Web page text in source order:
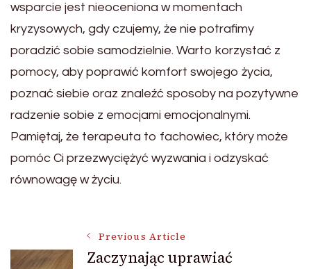
wsparcie jest nieoceniona w momentach
kryzysowych, gdy czujemy, że nie potrafimy
poradzić sobie samodzielnie. Warto korzystać z
pomocy, aby poprawić komfort swojego życia,
poznać siebie oraz znaleźć sposoby na pozytywne
radzenie sobie z emocjami emocjonalnymi.
Pamiętaj, że terapeuta to fachowiec, który może
pomóc Ci przezwyciężyć wyzwania i odzyskać
równowagę w życiu.
Post
Previous Article
Zaczynając uprawiać